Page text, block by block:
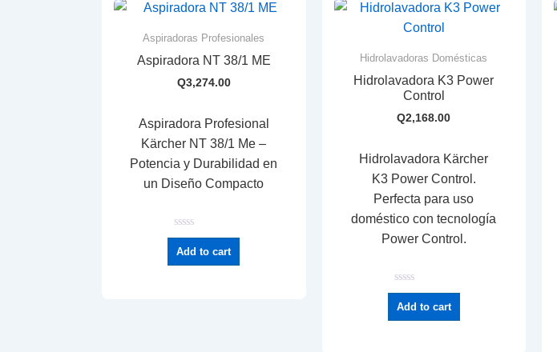
Aspiradoras Profesionales
Aspiradora NT 38/1 ME
Q3,274.00
Aspiradora Profesional
Kärcher NT 38/1 Me –
Potencia y Durabilidad en
un Diseño Compacto
R
a
t
e
Add to cart
Hidrolavadoras Domésticas
Hidrolavadora K3 Power
Control
Q2,168.00
Hidrolavadora Kärcher
K3 Power Control.
Perfecta para uso
doméstico con tecnología
Power Control.
R
a
t
e
Add to cart